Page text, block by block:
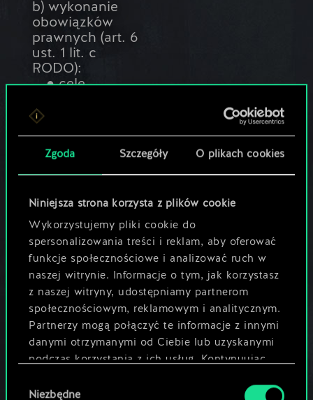
Zgoda Szczegóły O plikach cookies
Niniejsza strona korzysta z plików cookie
Wykorzystujemy pliki cookie do
spersonalizowania treści i reklam, aby oferować
funkcje społecznościowe i analizować ruch w
naszej witrynie. Informacje o tym, jak korzystasz
z naszej witryny, udostępniamy partnerom
społecznościowym, reklamowym i analitycznym.
Partnerzy mogą połączyć te informacje z innymi
danymi otrzymanymi od Ciebie lub uzyskanymi
podczas korzystania z ich usług. Kontynuując
używanie plików cookie.
Niezbędne
b) wykonanie
obowiązków
prawnych (art. 6
ust. 1 lit. c
RODO):
● cele
● zapewnienie
rozliczalności
na zasadach
w prawie UE
(RODO)
c) realizacja
naszych prawnie
uzasadnionych
interesów, tj.
zgodnych z
prawem celów,
których
racjonalnie
spodziewać się w